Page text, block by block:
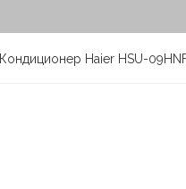
Кондиционер Haier HSU-